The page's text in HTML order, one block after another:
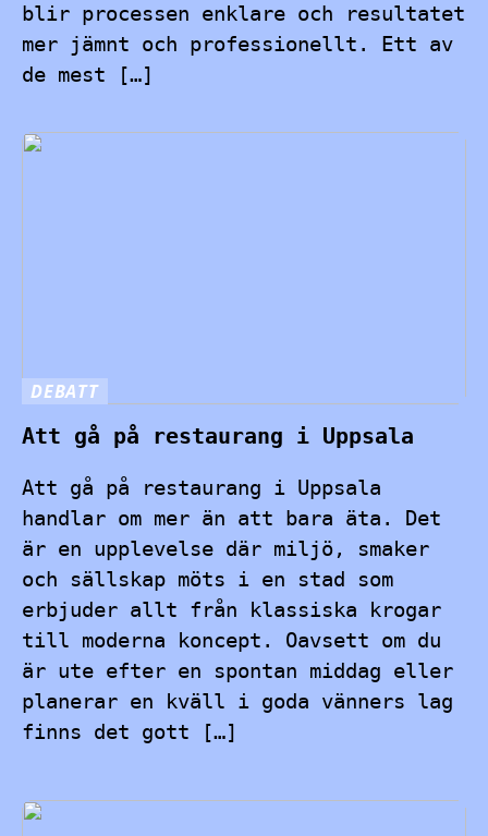
blir processen enklare och resultatet
mer jämnt och professionellt. Ett av
de mest […]
DEBATT
Att gå på restaurang i Uppsala
Att gå på restaurang i Uppsala
handlar om mer än att bara äta. Det
är en upplevelse där miljö, smaker
och sällskap möts i en stad som
erbjuder allt från klassiska krogar
till moderna koncept. Oavsett om du
är ute efter en spontan middag eller
planerar en kväll i goda vänners lag
finns det gott […]